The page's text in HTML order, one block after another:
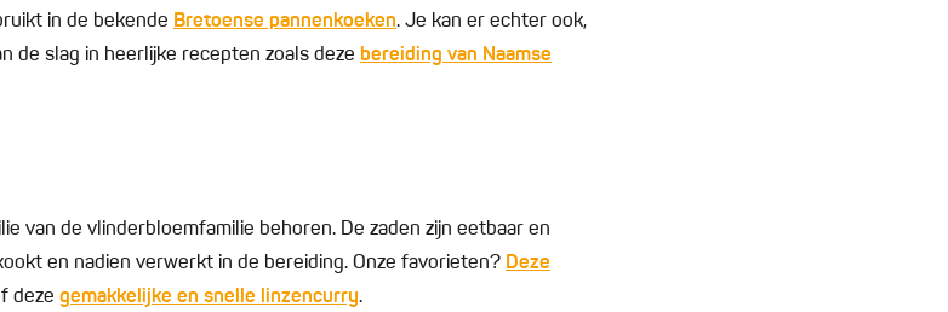
in de bekende Bretoense pannenkoeken. Je kan er echter ook,
de slag in heerlijke recepten zoals deze bereiding van Naamse
van de vlinderbloemfamilie behoren. De zaden zijn eetbaar en
en nadien verwerkt in de bereiding. Onze favorieten? Deze
deze gemakkelijke en snelle linzencurry.